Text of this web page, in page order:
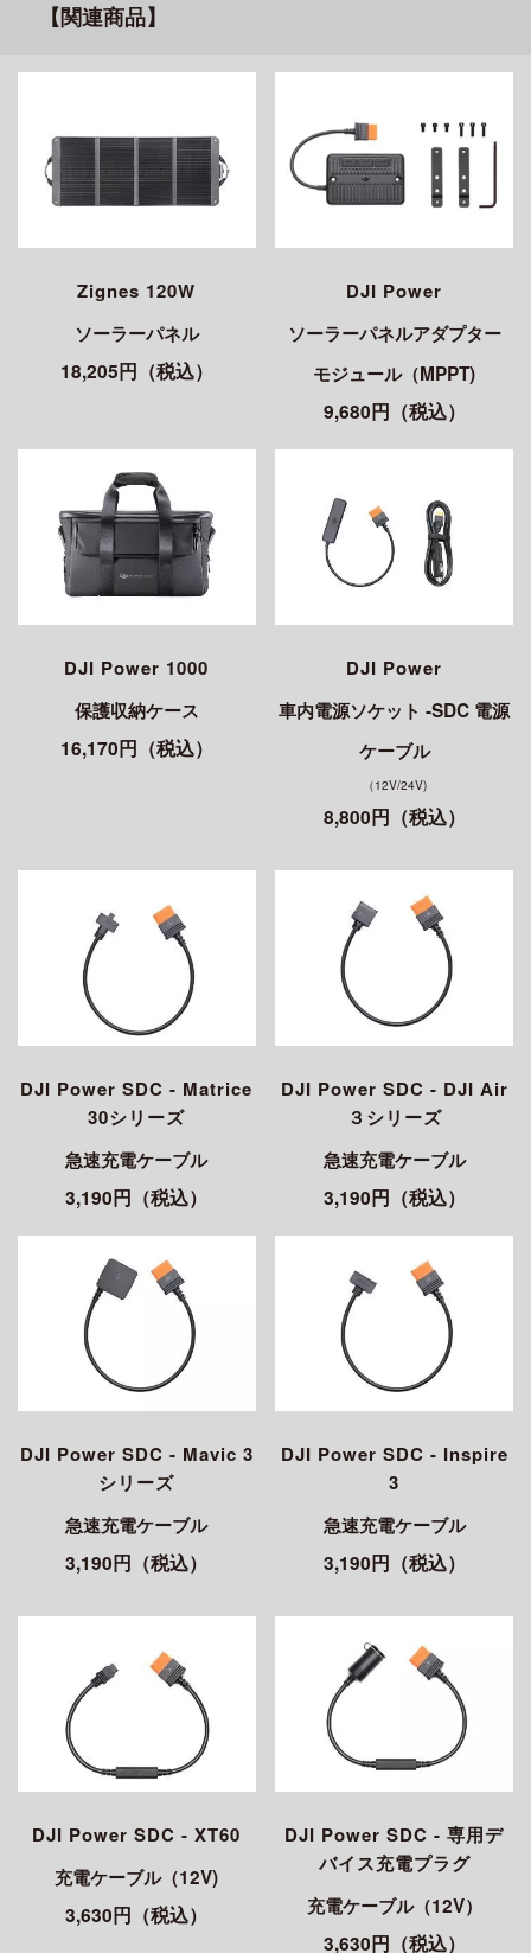
【関連商品】
Zignes 120W
ソーラーパネル
18,205円（税込）
DJI Power
ソーラーパネルアダプター
モジュール（MPPT)
9,680円（税込）
DJI Power 1000
保護収納ケース
16,170円（税込）
DJI Power
車内電源ソケット -SDC 電源
ケーブル
（12V/24V)
8,800円（税込）
DJI Power SDC - Matrice
30シリーズ
急速充電ケーブル
3,190円（税込）
DJI Power SDC - DJI Air
３シリーズ
急速充電ケーブル
3,190円（税込）
DJI Power SDC - Mavic 3
シリーズ
急速充電ケーブル
3,190円（税込）
DJI Power SDC - Inspire
3
急速充電ケーブル
3,190円（税込）
DJI Power SDC - XT60
充電ケーブル（12V)
3,630円（税込）
DJI Power SDC - 専用デ
バイス充電プラグ
充電ケーブル（12V）
3,630円（税込）